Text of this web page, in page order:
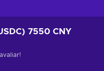
7550 CNY